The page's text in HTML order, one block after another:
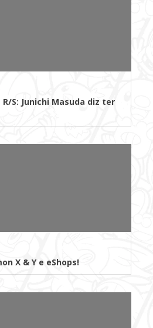
S: Junichi Masuda diz ter
X & Y e eShops!